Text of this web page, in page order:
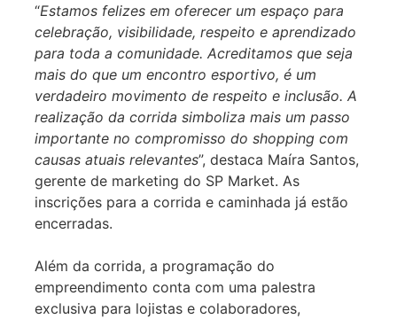
“Estamos felizes em oferecer um espaço para
celebração, visibilidade, respeito e aprendizado
para toda a comunidade. Acreditamos que seja
mais do que um encontro esportivo, é um
verdadeiro movimento de respeito e inclusão. A
realização da corrida simboliza mais um passo
importante no compromisso do shopping com
causas atuais relevantes”, destaca Maíra Santos,
gerente de marketing do SP Market. As
inscrições para a corrida e caminhada já estão
encerradas.
Além da corrida, a programação do
empreendimento conta com uma palestra
exclusiva para lojistas e colaboradores,